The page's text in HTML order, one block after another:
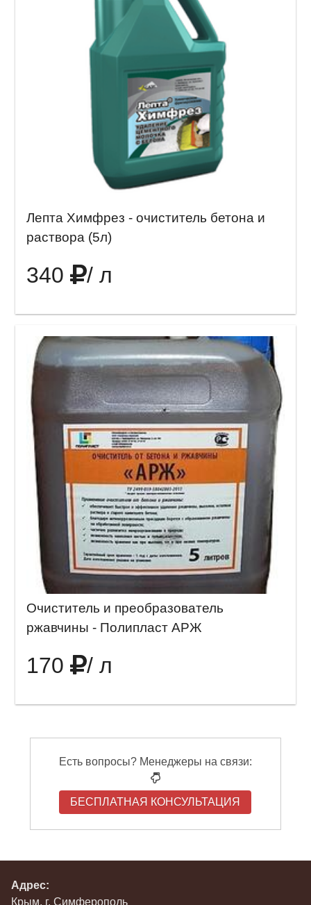
Лепта Химфрез - очиститель бетона и
раствора (5л)
340 / л
Очиститель и преобразователь
ржавчины - Полипласт АРЖ
170 / л
Есть вопросы? Менеджеры на связи:
БЕСПЛАТНАЯ КОНСУЛЬТАЦИЯ
Адрес:
Крым, г. Симферополь